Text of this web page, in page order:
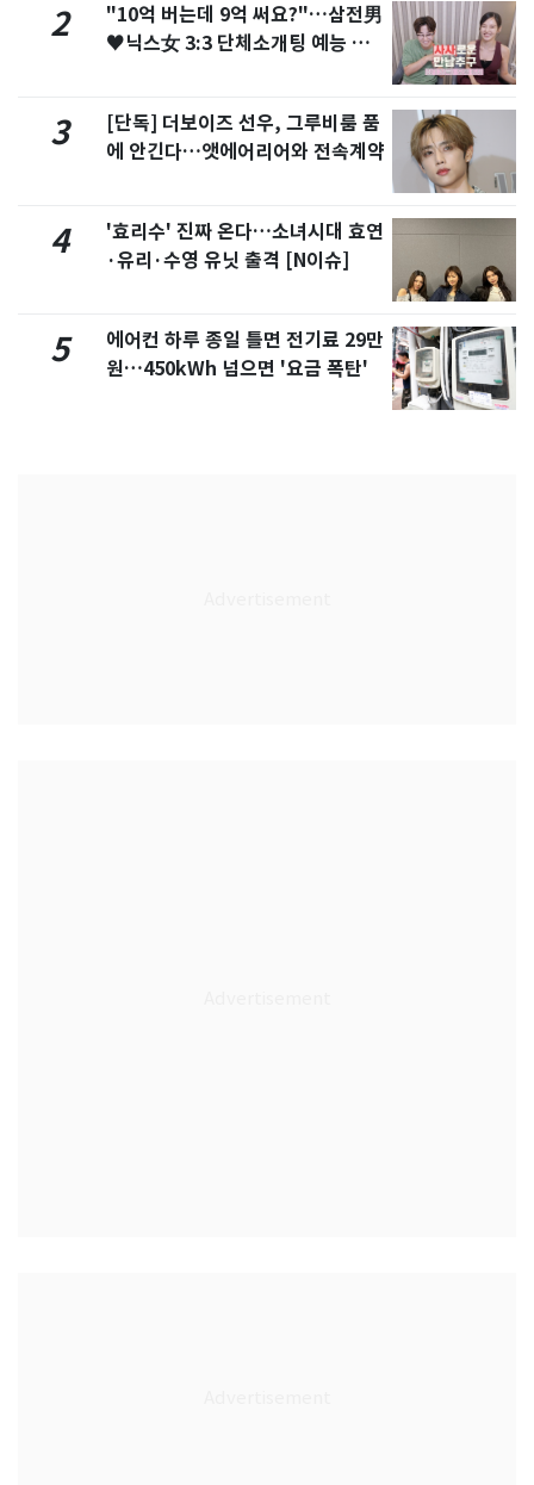
2
"10억 버는데 9억 써요?"…삼전男
♥닉스女 3:3 단체소개팅 예능 화
3
[단독] 더보이즈 선우, 그루비룸 품
에 안긴다…앳에어리어와 전속계약
4
'효리수' 진짜 온다…소녀시대 효연
·유리·수영 유닛 출격 [N이슈]
5
에어컨 하루 종일 틀면 전기료 29만
원…450kWh 넘으면 '요금 폭탄'